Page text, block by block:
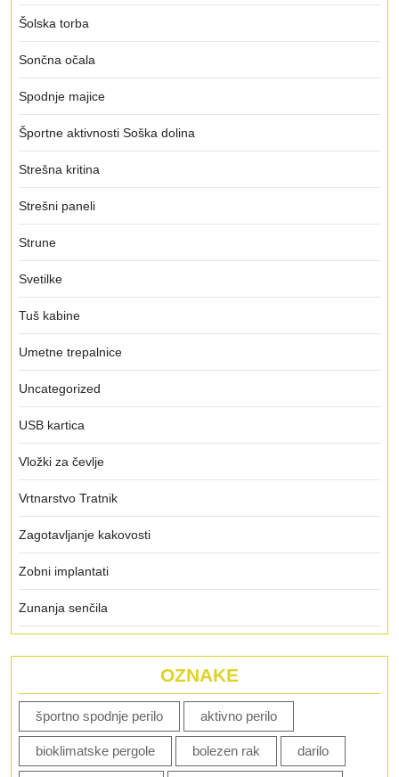
Šolska torba
Sončna očala
Spodnje majice
Športne aktivnosti Soška dolina
Strešna kritina
Strešni paneli
Strune
Svetilke
Tuš kabine
Umetne trepalnice
Uncategorized
USB kartica
Vložki za čevlje
Vrtnarstvo Tratnik
Zagotavljanje kakovosti
Zobni implantati
Zunanja senčila
OZNAKE
športno spodnje perilo aktivno perilo
bioklimatske pergole bolezen rak darilo